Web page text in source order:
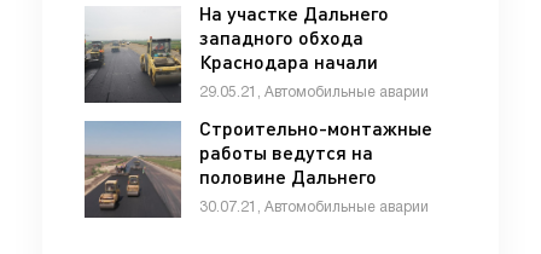
На участке Дальнего
западного обхода
Краснодара начали
укладывать асфальт -
29.05.21, Автомобильные аварии
Строительно-монтажные
работы ведутся на
половине Дальнего
западного обхода
30.07.21, Автомобильные аварии